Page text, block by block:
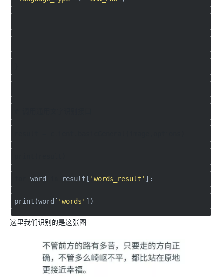
word result[ 'words_result' ]:
print(word[ 'words' ])
这里我们识别的是这张图